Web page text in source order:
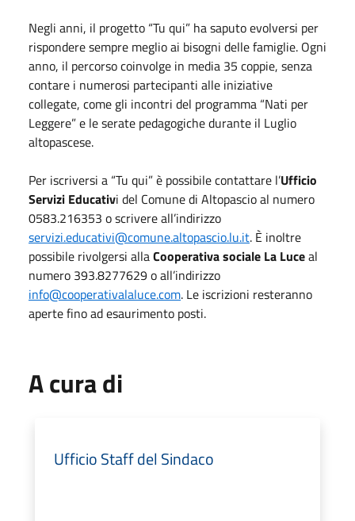
Negli anni, il progetto “Tu qui” ha saputo evolversi per
rispondere sempre meglio ai bisogni delle famiglie. Ogni
anno, il percorso coinvolge in media 35 coppie, senza
contare i numerosi partecipanti alle iniziative
collegate, come gli incontri del programma “Nati per
Leggere” e le serate pedagogiche durante il Luglio
altopascese.
Per iscriversi a “Tu qui” è possibile contattare l’Ufficio
Servizi Educativi del Comune di Altopascio al numero
0583.216353 o scrivere all’indirizzo
servizi.educativi@comune.altopascio.lu.it. È inoltre
possibile rivolgersi allaCooperativa sociale La Luceal
numero 393.8277629 o all’indirizzo
info@cooperativalaluce.com. Le iscrizioni resteranno
aperte fino ad esaurimento posti.
A cura di
Ufficio Staff del Sindaco